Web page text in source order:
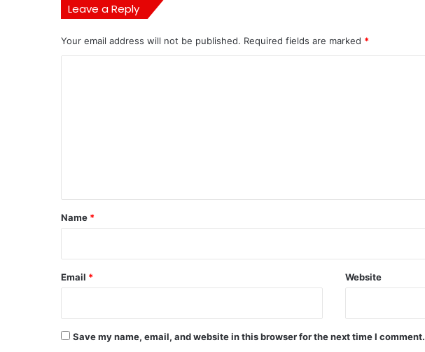
Leave a Reply
Your email address will not be published. Required fields are marked *
*
Name *
Email * Website
Save my name, email, and website in this browser for the next time I comment.